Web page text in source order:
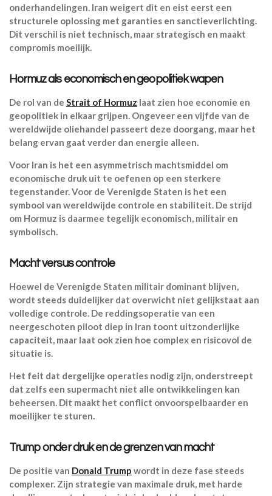
onderhandelingen. Iran weigert dit en eist eerst een
structurele oplossing met garanties en sanctieverlichting.
Dit verschil is niet technisch, maar strategisch en maakt
compromis moeilijk.
Hormuz als economisch en geopolitiek wapen
De rol van de Strait of Hormuz laat zien hoe economie en
geopolitiek in elkaar grijpen. Ongeveer een vijfde van de
wereldwijde oliehandel passeert deze doorgang, maar het
belang ervan gaat verder dan energie alleen.
Voor Iran is het een asymmetrisch machtsmiddel om
economische druk uit te oefenen op een sterkere
tegenstander. Voor de Verenigde Staten is het een
symbool van wereldwijde controle en stabiliteit. De strijd
om Hormuz is daarmee tegelijk economisch, militair en
symbolisch.
Macht versus controle
Hoewel de Verenigde Staten militair dominant blijven,
wordt steeds duidelijker dat overwicht niet gelijkstaat aan
volledige controle. De reddingsoperatie van een
neergeschoten piloot diep in Iran toont uitzonderlijke
capaciteit, maar laat ook zien hoe complex en risicovol de
situatie is.
Het feit dat dergelijke operaties nodig zijn, onderstreept
dat zelfs een supermacht niet alle ontwikkelingen kan
beheersen. Dit maakt het conflict onvoorspelbaarder en
moeilijker te sturen.
Trump onder druk en de grenzen van macht
De positie van Donald Trump wordt in deze fase steeds
complexer. Zijn strategie van maximale druk, met harde